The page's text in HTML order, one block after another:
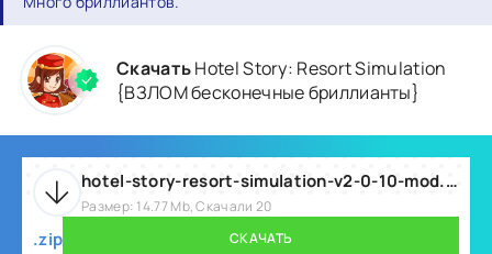
СкачатьHotel Story: Resort Simulation
{ВЗЛОМ бесконечные бриллианты}
hotel-story-resort-simulation-v2-0-10-mod.zip
Размер: 14.77 Mb, Скачали 20
.zip СКАЧАТЬ